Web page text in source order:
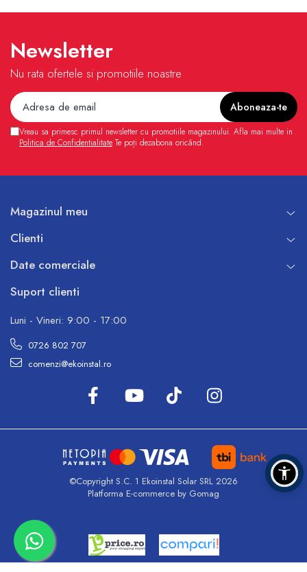
Newsletter
Nu rata ofertele si promotiile noastre
Vreau sa primesc primul newsletter cu promotiile magazinului. Afla mai multe in
Politica de Confidentialitate Te poți dezabona oricând.
Magazinul meu
Clienti
Date comerciale
Suport clienti
Luni - Vineri: 9:00 - 17:00
0726 802 707
comenzi@ekoinstal.ro
©Copyright S.C. 1 Ekoinstal Solar SRL 2026
Platforma E-commerce by Gomag